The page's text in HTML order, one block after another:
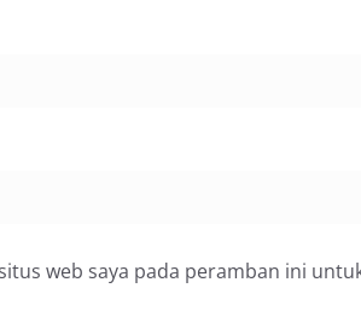
web saya pada peramban ini